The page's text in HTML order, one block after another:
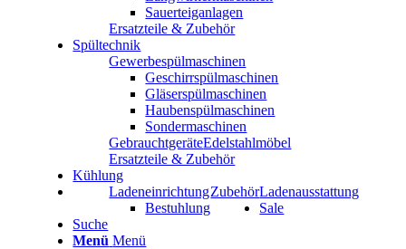
Sauerteiganlagen
Ersatzteile & Zubehör
Spültechnik
Gewerbespülmaschinen
Geschirrspülmaschinen
Gläserspülmaschinen
Haubenspülmaschinen
Sondermaschinen
GebrauchtgeräteEdelstahlmöbel
Ersatzteile & Zubehör
Kühlung
Ladenausstattung
Ladeneinrichtung
Bestuhlung
Zubehör
Sale
Suche
Menü Menü